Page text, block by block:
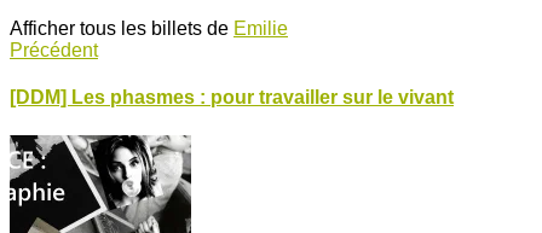
Afficher tous les billets de Emilie
Précédent
[DDM] Les phasmes : pour travailler sur le vivant